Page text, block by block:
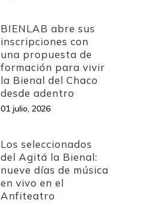
BIENLAB abre sus
inscripciones con
una propuesta de
formación para vivir
la Bienal del Chaco
desde adentro
01 julio, 2026
Los seleccionados
del Agitá la Bienal:
nueve días de música
en vivo en el
Anfiteatro